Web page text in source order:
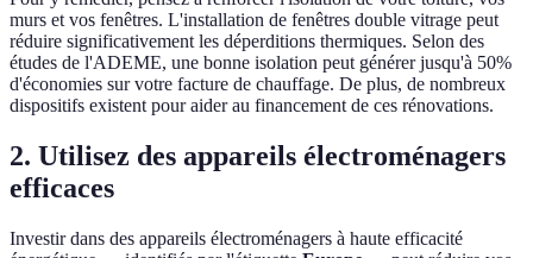
murs et vos fenêtres. L'installation de fenêtres double vitrage peut
réduire significativement les déperditions thermiques. Selon des
études de l'ADEME, une bonne isolation peut générer jusqu'à 50%
d'économies sur votre facture de chauffage. De plus, de nombreux
dispositifs existent pour aider au financement de ces rénovations.
2. Utilisez des appareils électroménagers
efficaces
Investir dans des appareils électroménagers à haute efficacité